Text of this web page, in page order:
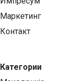
Маркетинг
Контакт
Категории